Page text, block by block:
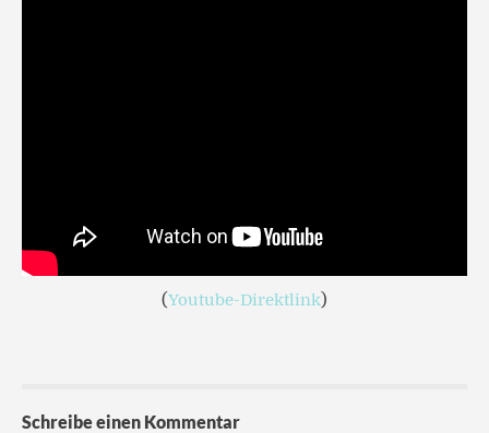
(Youtube-Direktlink)
Schreibe einen Kommentar